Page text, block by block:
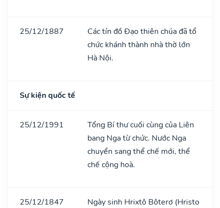
25/12/1887
Các tín đồ Đạo thiên chúa đã tổ
chức khánh thành nhà thờ lớn
Hà Nội.
Sự kiện quốc tế
25/12/1991
Tổng Bí thư cuối cùng của Liên
bang Nga từ chức. Nước Nga
chuyển sang thể chế mới, thể
chế cộng hoà.
25/12/1847
Ngày sinh Hrixtô Bôterơ (Hristo